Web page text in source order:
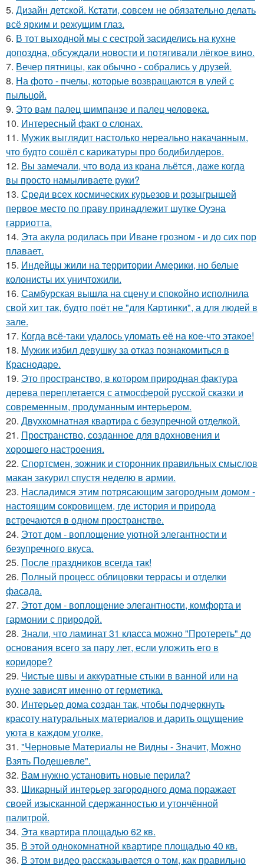
5. Дизайн детской. Кстати, совсем не обязательно делать
всё ярким и режущим глаз.
6. В тот выходной мы с сестрой засиделись на кухне
допоздна, обсуждали новости и потягивали лёгкое вино.
7. Вечер пятницы, как обычно - собрались у друзей.
8. На фото - пчелы, которые возвращаются в улей с
пыльцой.
9. Это вам палец шимпанзе и палец человека.
10. Интересный факт о слонах.
11. Мужик выглядит настолько нереально накачанным,
что будто сошёл с карикатуры про бодибилдеров.
12. Вы замечали, что вода из крана льётся, даже когда
вы просто намыливаете руки?
13. Среди всех космических курьезов и розыгрышей
первое место по праву принадлежит шутке Оуэна
гарриотта.
14. Эта акула родилась при Иване грозном - и до сих пор
плавает.
15. Индейцы жили на территории Америки, но белые
колонисты их уничтожили.
16. Самбурская вышла на сцену и спокойно исполнила
свой хит так, будто поёт не "для Картинки", а для людей в
зале.
17. Когда всё-таки удалось уломать её на кое-что этакое!
18. Мужик избил девушку за отказ познакомиться в
Краснодаре.
19. Это пространство, в котором природная фактура
дерева переплетается с атмосферой русской сказки и
современным, продуманным интерьером.
20. Двухкомнатная квартира с безупречной отделкой.
21. Пространство, созданное для вдохновения и
хорошего настроения.
22. Спортсмен, зожник и сторонник правильных смыслов
макан закурил спустя неделю в армии.
23. Насладимся этим потрясающим загородным домом -
настоящим сокровищем, где история и природа
встречаются в одном пространстве.
24. Этот дом - воплощение уютной элегантности и
безупречного вкуса.
25. После праздников всегда так!
26. Полный процесс облицовки террасы и отделки
фасада.
27. Этот дом - воплощение элегантности, комфорта и
гармонии с природой.
28. Знали, что ламинат 31 класса можно "Протереть" до
основания всего за пару лет, если уложить его в
коридоре?
29. Чистые швы и аккуратные стыки в ванной или на
кухне зависят именно от герметика.
30. Интерьер дома создан так, чтобы подчеркнуть
красоту натуральных материалов и дарить ощущение
уюта в каждом уголке.
31. "Черновые Материалы не Видны - Значит, Можно
Взять Подешевле".
32. Вам нужно установить новые перила?
33. Шикарный интерьер загородного дома поражает
своей изысканной сдержанностью и утончённой
палитрой.
34. Эта квартира площадью 62 кв.
35. В этой однокомнатной квартире площадью 40 кв.
36. В этом видео рассказывается о том, как правильно